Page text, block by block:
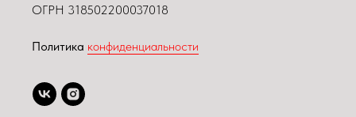
ОГРН 318502200037018
Политика конфиденциальности